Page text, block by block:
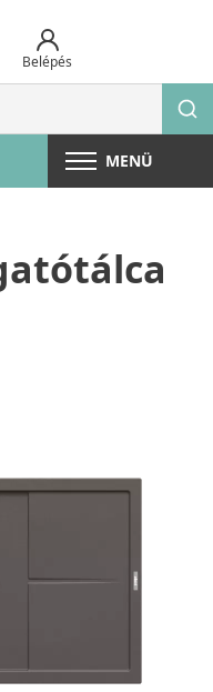
Belépés
MENÜ